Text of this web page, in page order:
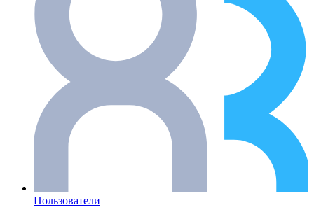
Пользователи